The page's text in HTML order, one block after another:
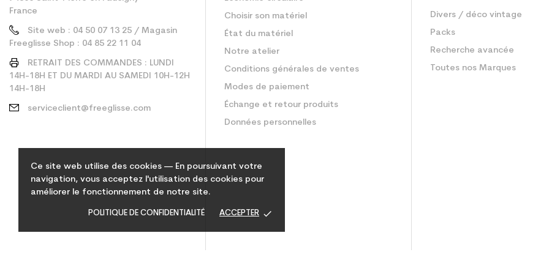
Ce site web utilise des cookies — En poursuivant votre
navigation, vous acceptez l'utilisation des cookies pour
améliorer le fonctionnement de notre site.
POLITIQUE DE CONFIDENTIALITÉ ACCEPTER done
France
Site web : 04 50 07 13 25 / Magasin
Freeglisse Shop : 04 85 22 11 04
RETRAIT DES COMMANDES : LUNDI
14H-18H ET DU MARDI AU SAMEDI 10H-12H
14H-18H
serviceclient@freeglisse.com
Choisir son matériel
État du matériel
Notre atelier
Conditions générales de ventes
Modes de paiement
Échange et retour produits
Données personnelles
Divers / déco vintage
Packs
Recherche avancée
Toutes nos Marques